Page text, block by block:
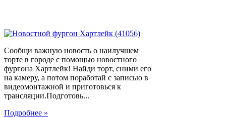
Сообщи важную новость о наилучшем
торте в городе с помощью новостного
фургона Хартлейк! Найди торт, сними его
на камеру, а потом поработай с записью в
видеомонтажной и приготовься к
трансляции.Подготовь...
Подробнее »